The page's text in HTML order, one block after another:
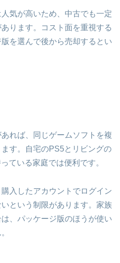
気が高いため、中古でも一定
ります。コスト面を重視する
を選んで後から売却するとい
れば、同じゲームソフトを複
す。自宅のPS5とリビングの
ている家庭では便利です。
入したアカウントでログイン
という制限があります。家族
、パッケージ版のほうが使い